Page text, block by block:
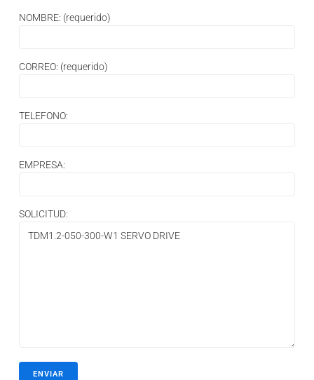
NOMBRE: (requerido)
CORREO: (requerido)
TELEFONO:
EMPRESA:
SOLICITUD: